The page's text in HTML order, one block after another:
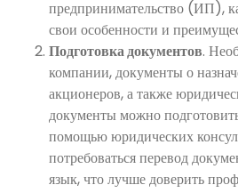
предпринимательство (ИП),
свои особенности и
Подготовка документов.
компании, документы о
акционеров, а также
документы можно
помощью юридических
потребоваться перевод
язык, что лучше доверить